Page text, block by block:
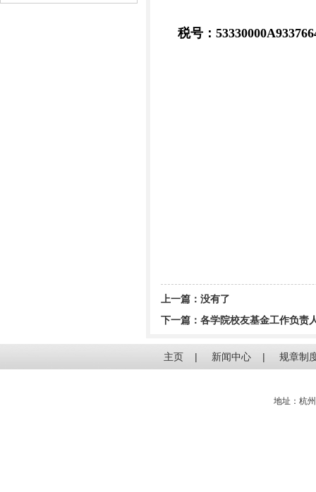
税号：
上一篇：没有了
下一篇： 各学院校友基金工作负责
主页 | 新闻中心 | 规章制
地址：杭